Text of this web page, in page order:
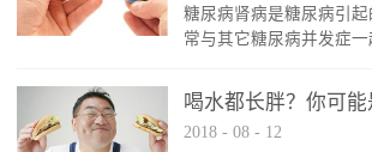
有了高血压，该如何合
1、谷类食物为主，常
活动的不同，每天谷类和
轻...
糖尿病肾病是糖尿病引起
常与其它糖尿病并发症
这样做不仅对肾脏有好
处多多。那么，先来了
展阶段。糖尿病肾病发展
喝水都长胖？你可
式不对
2018 - 08 - 12